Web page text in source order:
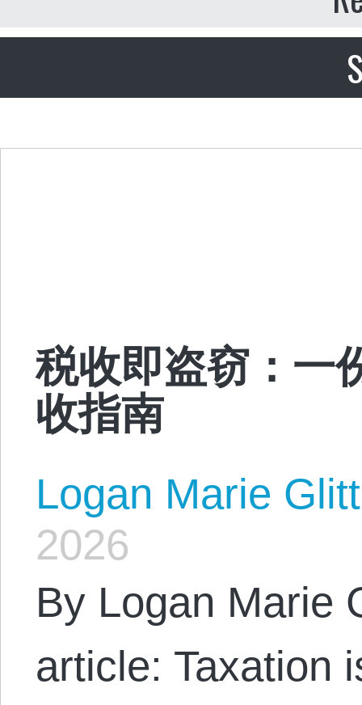
税收即盗窃：一
收指南
Logan Marie
2026
By Logan Marie
article: Taxation